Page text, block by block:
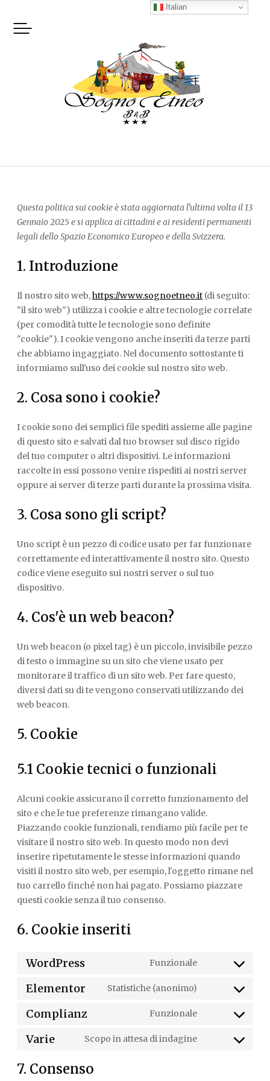
Questa politica sui cookie è stata aggiornata l'ultima volta il 13
Gennaio 2025 e si applica ai cittadini e ai residenti permanenti
legali dello Spazio Economico Europeo e della Svizzera.
1. Introduzione
Il nostro sito web,https://www.sognoetneo.it (di seguito:
"il sito web") utilizza i cookie e altre tecnologie correlate
(per comodità tutte le tecnologie sono definite
"cookie"). I cookie vengono anche inseriti da terze parti
che abbiamo ingaggiato. Nel documento sottostante ti
informiamo sull'uso dei cookie sul nostro sito web.
2. Cosa sono i cookie?
I cookie sono dei semplici file spediti assieme alle pagine
di questo sito e salvati dal tuo browser sul disco rigido
del tuo computer o altri dispositivi. Le informazioni
raccolte in essi possono venire rispediti ai nostri server
oppure ai server di terze parti durante la prossima visita.
3. Cosa sono gli script?
Uno script è un pezzo di codice usato per far funzionare
correttamente ed interattivamente il nostro sito. Questo
codice viene eseguito sui nostri server o sul tuo
dispositivo.
4. Cos'è un web beacon?
Un web beacon (o pixel tag) è un piccolo, invisibile pezzo
di testo o immagine su un sito che viene usato per
monitorare il traffico di un sito web. Per fare questo,
diversi dati su di te vengono conservati utilizzando dei
web beacon.
5. Cookie
5.1 Cookie tecnici o funzionali
Alcuni cookie assicurano il corretto funzionamento del
sito e che le tue preferenze rimangano valide.
Piazzando cookie funzionali, rendiamo più facile per te
visitare il nostro sito web. In questo modo non devi
inserire ripetutamente le stesse informazioni quando
visiti il nostro sito web, per esempio, l'oggetto rimane nel
tuo carrello finché non hai pagato. Possiamo piazzare
questi cookie senza il tuo consenso.
6. Cookie inseriti
WordPress Funzionale
CONSENT
WORDPRESS
Elementor Statistiche (anonimo)
CONSENT
ELEMENTOR
Complianz Funzionale
CONSENT
Varie Scopo in attesa di indagine
CONSENT
7. Consenso
Italian